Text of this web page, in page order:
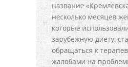
название
несколько месяцев
которые
зарубежную диету,
обращаться к
жалобами на